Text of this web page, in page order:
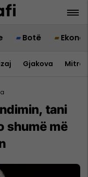
Botë
Gjakova
tani
shumë më